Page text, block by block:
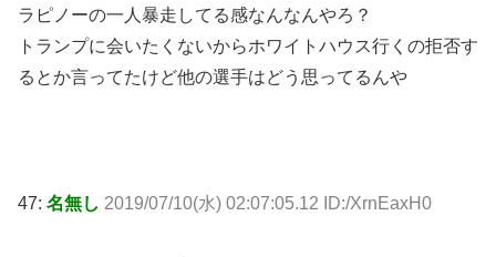
ラピノーの一人暴走してる感なんなんやろ？
トランプに会いたくないからホワイトハウス行くの拒否す
るとか言ってたけど他の選手はどう思ってるんや
47: 名無し 2019/07/10(水) 02:07:05.12 ID:/XrnEaxH0